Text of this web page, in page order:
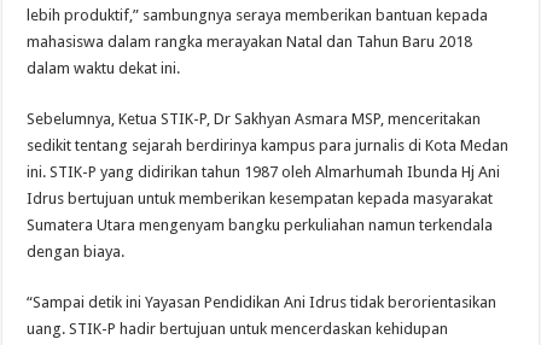
lebih produktif,” sambungnya seraya memberikan bantuan kepada
mahasiswa dalam rangka merayakan Natal dan Tahun Baru 2018
dalam waktu dekat ini.
Sebelumnya, Ketua STIK-P, Dr Sakhyan Asmara MSP, menceritakan
sedikit tentang sejarah berdirinya kampus para jurnalis di Kota Medan
ini. STIK-P yang didirikan tahun 1987 oleh Almarhumah Ibunda Hj Ani
Idrus bertujuan untuk memberikan kesempatan kepada masyarakat
Sumatera Utara mengenyam bangku perkuliahan namun terkendala
dengan biaya.
“Sampai detik ini Yayasan Pendidikan Ani Idrus tidak berorientasikan
uang. STIK-P hadir bertujuan untuk mencerdaskan kehidupan